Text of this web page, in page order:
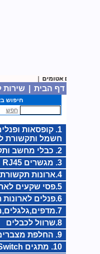
|
דף הבית שירות
חיפוש
חפש
1. קופסאות
חשמל ותקשורת
2. כבלי מחשב ותקשורת
3. מגשרים RJ45
4.ארונות תקשורת ושרתים
5.פסי שקעים לארון תקשורת
6.פנלים לארונות תקשורת
7.מדפים,גלגלים,מאווררים
8.שרוול לכבלים
9. החלפת מצברים באלפסק
10. מתגים Switch